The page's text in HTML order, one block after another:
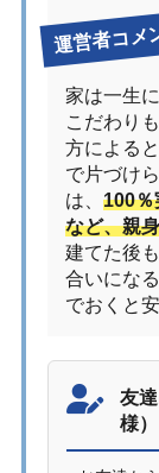
運営者コメ
家は一生
こだわり
方による
で片づけ
は、 100％
など、親
建てた後
合いにな
でおくと
友
様）